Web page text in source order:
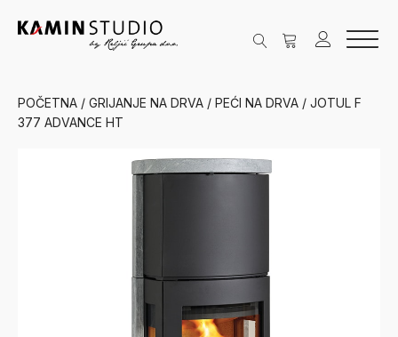
POČETNA / GRIJANJE NA DRVA / PEĆI NA DRVA / JOTUL F
377 ADVANCE HT